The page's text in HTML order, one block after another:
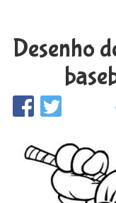
Desenho